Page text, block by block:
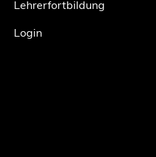
Lehrerfortbildung
Login